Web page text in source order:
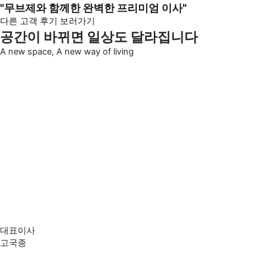
"무브제와 함께한 완벽한 프리미엄 이사"
다른 고객 후기 보러가기
공간이 바뀌면 일상도 달라집니다
A new space, A new way of living
대표이사
고국종